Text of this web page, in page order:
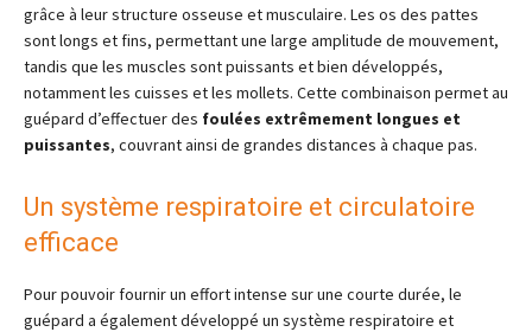
grâce à leur structure osseuse et musculaire. Les os des pattes
sont longs et fins, permettant une large amplitude de mouvement,
tandis que les muscles sont puissants et bien développés,
notamment les cuisses et les mollets. Cette combinaison permet au
guépard d’effectuer des foulées extrêmement longues et
puissantes, couvrant ainsi de grandes distances à chaque pas.
Un système respiratoire et circulatoire
efficace
Pour pouvoir fournir un effort intense sur une courte durée, le
guépard a également développé un système respiratoire et